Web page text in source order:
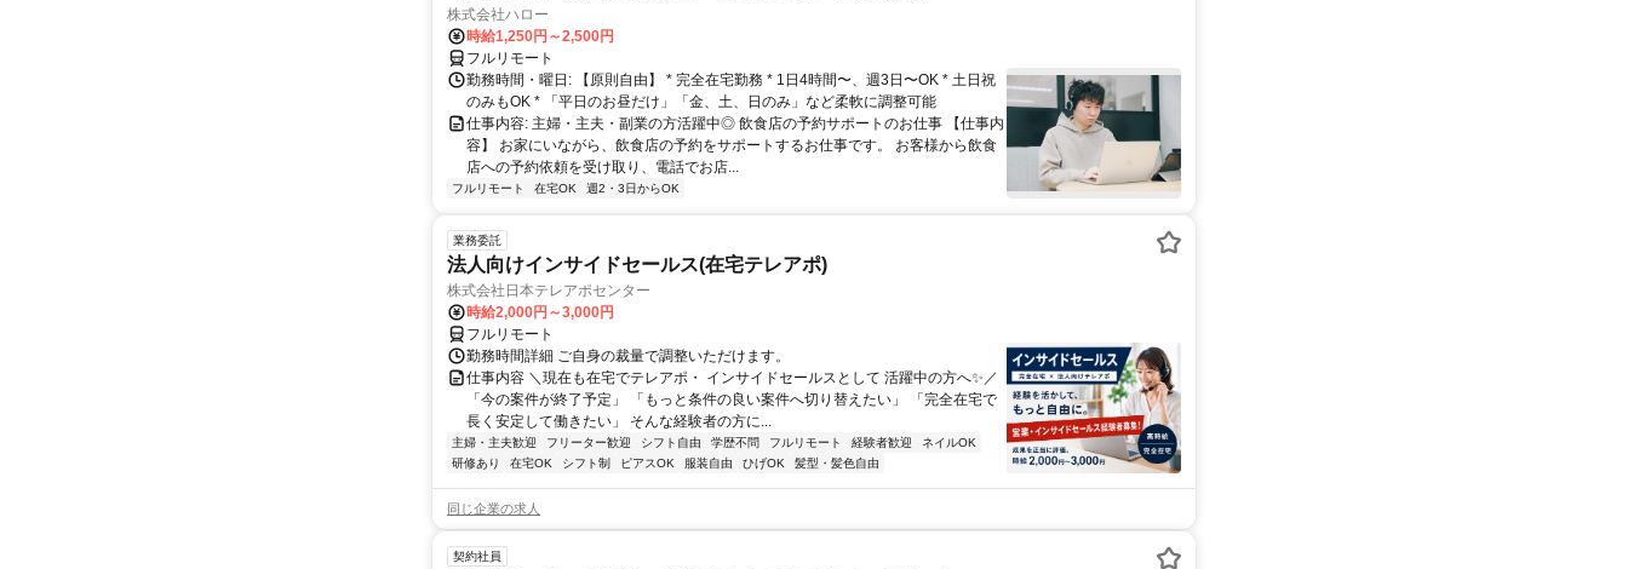
株式会社ハロー
時給1,250円～2,500円
フルリモート
勤務時間・曜日: 【原則自由】 * 完全在宅勤務 * 1日4時間〜、週3日〜OK * 土日祝
のみもOK * 「平日のお昼だけ」「金、土、日のみ」など柔軟に調整可能
仕事内容: 主婦・主夫・副業の方活躍中◎ 飲食店の予約サポートのお仕事 【仕事内
容】 お家にいながら、飲食店の予約をサポートするお仕事です。 お客様から飲食
店への予約依頼を受け取り、電話でお店...
フルリモート 在宅OK 週2・3日からOK
業務委託
法人向けインサイドセールス(在宅テレアポ)
株式会社日本テレアポセンター
時給2,000円～3,000円
フルリモート
勤務時間詳細 ご自身の裁量で調整いただけます。
仕事内容 ＼現在も在宅でテレアポ・ インサイドセールスとして 活躍中の方へ✨／
「今の案件が終了予定」 「もっと条件の良い案件へ切り替えたい」 「完全在宅で
長く安定して働きたい」 そんな経験者の方に...
主婦・主夫歓迎 フリーター歓迎 シフト自由 学歴不問 フルリモート 経験者歓迎
ネイルOK
研修あり
在宅OK シフト制 ピアスOK 服装自由 ひげOK 髪型・髪色自由
同じ企業の求人
契約社員